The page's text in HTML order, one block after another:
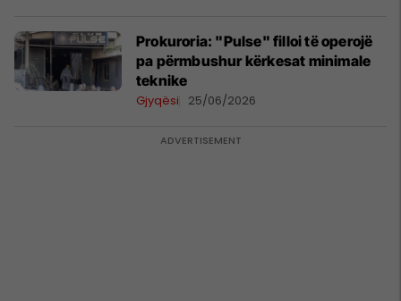
Prokuroria: "Pulse" filloi të operojë
pa përmbushur kërkesat minimale
teknike
Gjyqësi 25/06/2026